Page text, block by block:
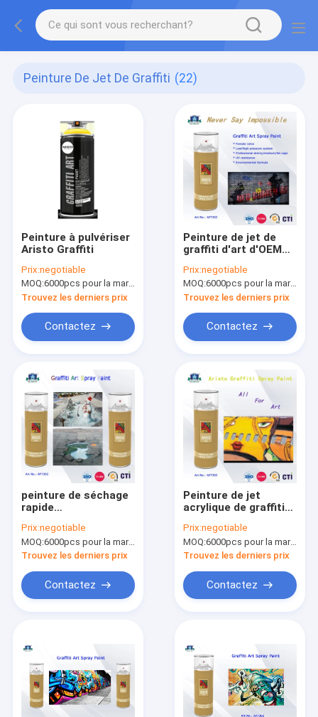
Peinture De Jet De Graffiti (22)
Peinture à pulvériser
Aristo Graffiti
Prix:negotiable
MOQ:6000pcs pour la marque d'Aristo, 15000pcs pour la marque de client
Trouvez les derniers prix
Contactez
Peinture de jet de
graffiti d'art d'OEM
avancée et le
système
professionnel de
valve
Prix:negotiable
MOQ:6000pcs pour la marque d'Aristo, 15000pcs pour la marque de client
Trouvez les derniers prix
Contactez
peinture de séchage
rapide
d'art de jet de graffiti
en boîte par 400ml
pour l'artiste sur le
Prix:negotiable
MOQ:6000pcs pour la marque d'Aristo, 15000pcs pour la marque de client
Trouvez les derniers prix
Contactez
Peinture de jet
acrylique de graffiti
couleur multi pour la
surface en
métal/plastique/mur
Prix:negotiable
MOQ:6000pcs pour la marque d'Aristo, 15000pcs pour la marque de client
Trouvez les derniers prix
Contactez